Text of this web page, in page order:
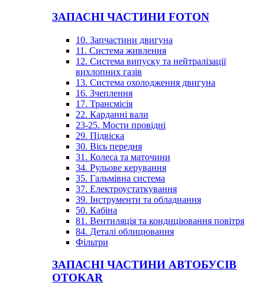
ЗАПАСНІ ЧАСТИНИ FOTON
10. Запчастини двигуна
11. Система живлення
12. Система випуску та нейтралізації
вихлопних газів
13. Система охолодження двигуна
16. Зчеплення
17. Трансмісія
22. Карданні вали
23-25. Мости провідні
29. Підвіска
30. Вісь передня
31. Колеса та маточини
34. Рульове керування
35. Гальмівна система
37. Електроустаткування
39. Інструменти та обладнання
50. Кабіна
81. Вентиляція та кондиціювання повітря
84. Деталі облицювання
Фільтри
ЗАПАСНІ ЧАСТИНИ АВТОБУСІВ
OTOKAR